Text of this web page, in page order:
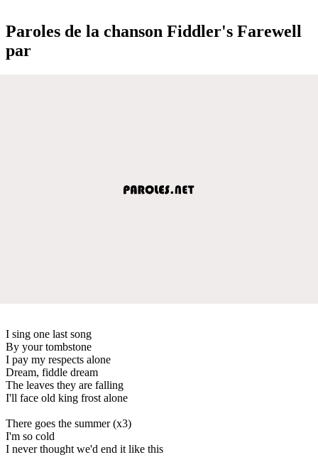
Paroles de la chanson Fiddler's Farewell
par
I sing one last song
By your tombstone
I pay my respects alone
Dream, fiddle dream
The leaves they are falling
I'll face old king frost alone
There goes the summer (x3)
I'm so cold
I never thought we'd end it like this